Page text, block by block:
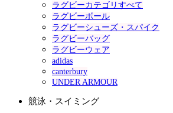
ラグビーカテゴリすべて
ラグビーボール
ラグビーシューズ・スパイク
ラグビーバッグ
ラグビーウェア
adidas
canterbury
UNDER ARMOUR
競泳・スイミング